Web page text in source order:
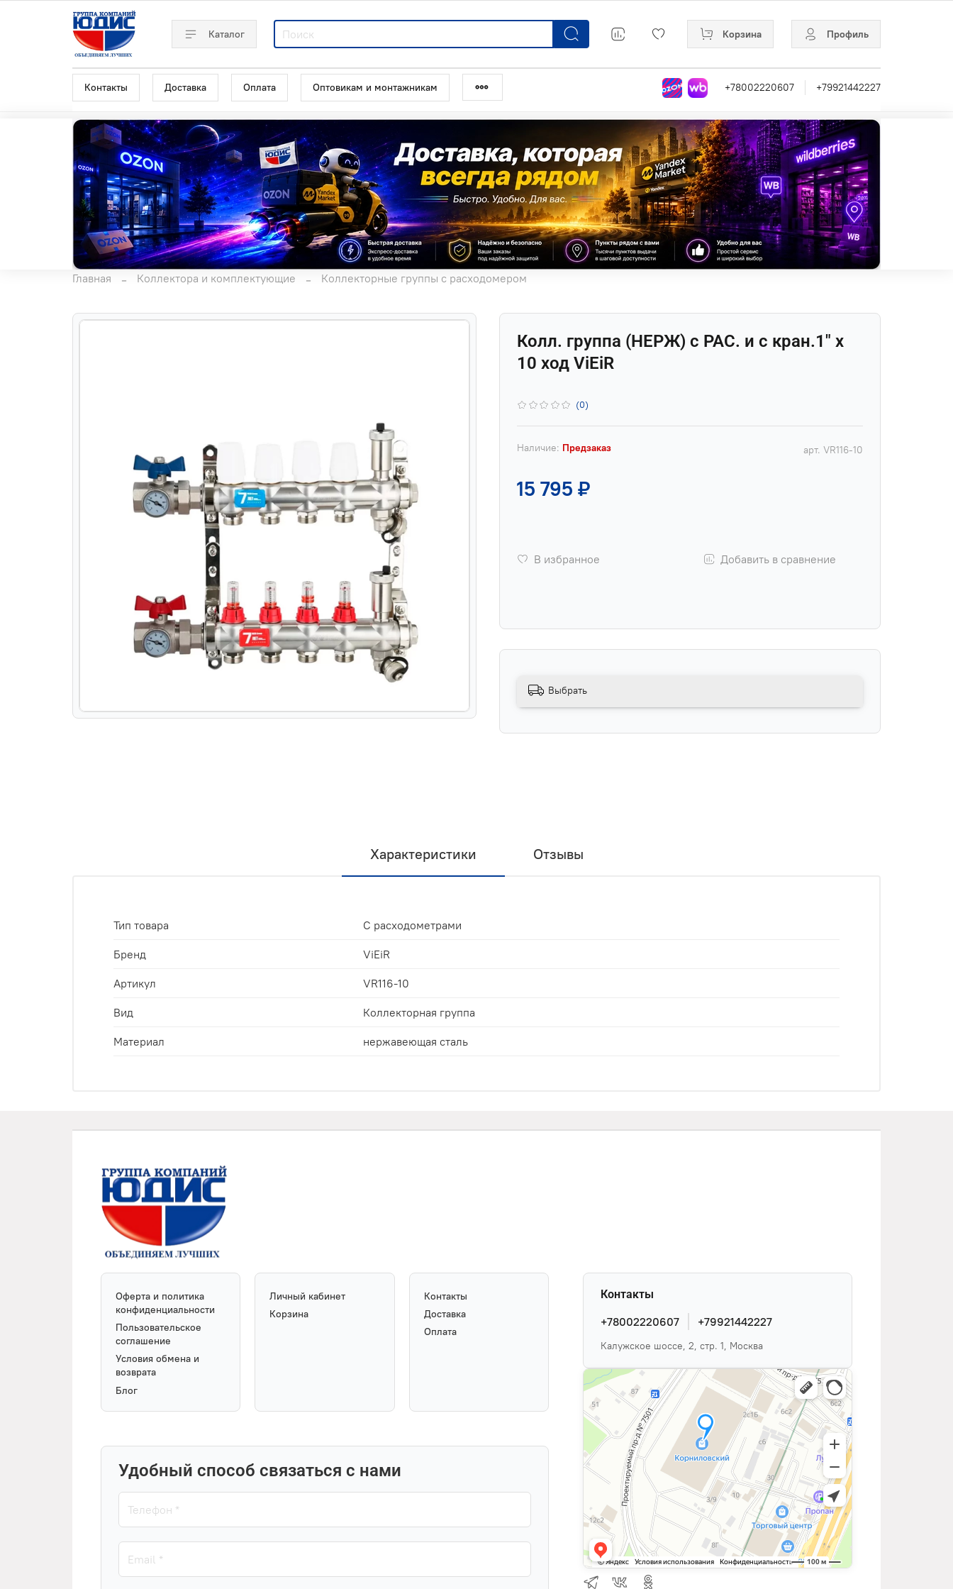
Каталог Корзина Профиль
Контакты Доставка Оплата Оптовикам и монтажникам +78002220607 +79921442227
Главная Коллектора и комплектующие Коллекторные группы с расходомером
(0)
арт. VR116-10
Наличие: Предзаказ
Колл. группа (НЕРЖ) с РАС. и с кран.1" х
10 ход ViEiR
15 795 ₽
В избранное Добавить в сравнение
Выбрать
Характеристики Отзывы
Тип товара С расходометрами
Бренд ViEiR
Артикул VR116-10
Вид Коллекторная группа
Материал нержавеющая сталь
Оферта и политика
конфиденциальности
Пользовательское
соглашение
Условия обмена и
возврата
Блог
Личный кабинет
Корзина
Контакты
Доставка
Оплата
Удобный способ связаться с нами
Контакты
+78002220607 +79921442227
Калужское шоссе, 2, стр. 1, Москва